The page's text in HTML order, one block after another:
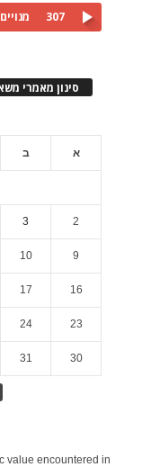
307 מנויים
סינון מאמרי
א ב
2
3
9
10
16
17
23
24
30
31
value encountered in